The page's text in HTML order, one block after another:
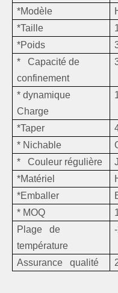
*Modèle
*Taille
*Poids
* Capacité de
confinement
* dynamique
Charge
*Taper
* Nichable
* Couleur régulière
*Matériel
*Emballer
* MOQ
Plage de
température
Assurance qualité